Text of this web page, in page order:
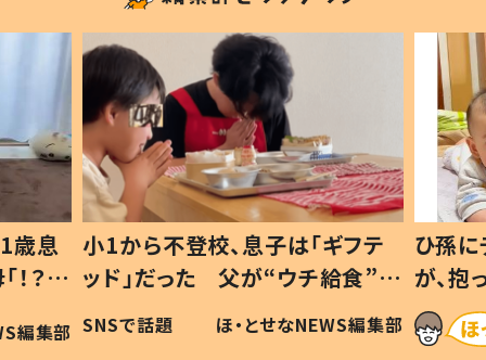
歳息
？」
編集部
小1から不登校、息子は「ギフテ
ッド」だった 父が“ウチ給食”を
作り続ける理由とは #令和の親
#令和の子
SNSで話題 ほ・とせなNEWS編集部
ひ孫
が、
「涙が
い」